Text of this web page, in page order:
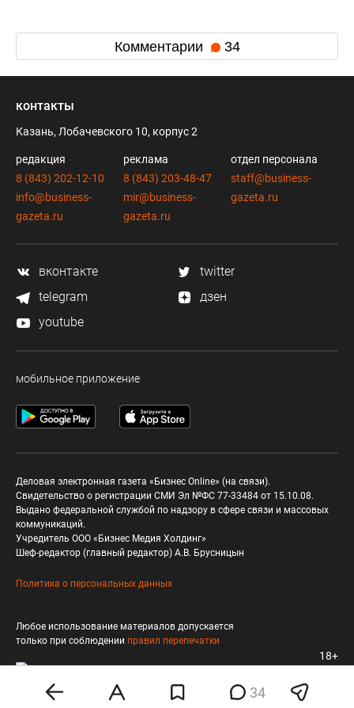
Комментарии 34
34
контакты
Казань, Лобачевского 10, корпус 2
редакция
8 (843) 202-12-10
info@business-
gazeta.ru
реклама
8 (843) 203-48-47
mir@business-
gazeta.ru
отдел персонала
staff@business-
gazeta.ru
вконтакте
twitter
telegram
дзен
youtube
мобильное приложение
Деловая электронная газета «Бизнес Online» (на связи).
Свидетельство о регистрации СМИ Эл №ФС 77-33484 от 15.10.08.
Выдано федеральной службой по надзору в сфере связи и массовых
коммуникаций.
Учредитель ООО «Бизнес Медия Холдинг»
Шеф-редактор (главный редактор) А.В. Брусницын
Политика о персональных данных
Любое использование материалов допускается
только при соблюдении правил перепечатки
18+